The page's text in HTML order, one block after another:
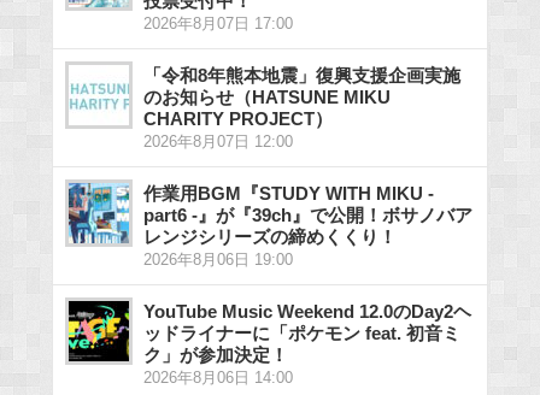
2026年8月07日 17:00
「令和8年熊本地震」復興支援企画実施
のお知らせ（HATSUNE MIKU
CHARITY PROJECT）
2026年8月07日 12:00
作業用BGM『STUDY WITH MIKU -
part6 -』が『39ch』で公開！ボサノバア
レンジシリーズの締めくくり！
2026年8月06日 19:00
YouTube Music Weekend 12.0のDay2ヘ
ッドライナーに「ポケモン feat. 初音ミ
ク」が参加決定！
2026年8月06日 14:00